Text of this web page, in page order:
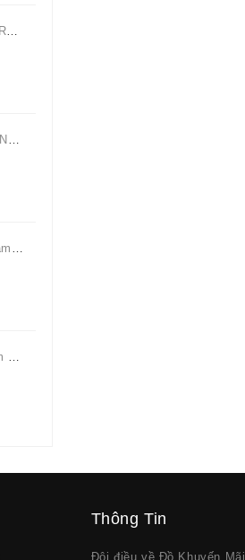
Combo 2 Typ Sữa Rửa Mặt Nivea Men Giúp Giảm Mụn, Giảm Hư Tổn Da
Kem Dưỡng Mỏng Nhẹ Cấp Ẩm & Sáng Da Vitamin C 20ml
Túi Canvas Sọc Cam Có Dây Kéo
Balo Mầm Non Kèm Thú Bông Cho Bé
Thông Tin
Đôi điều về Đồ Khuyến Mãi